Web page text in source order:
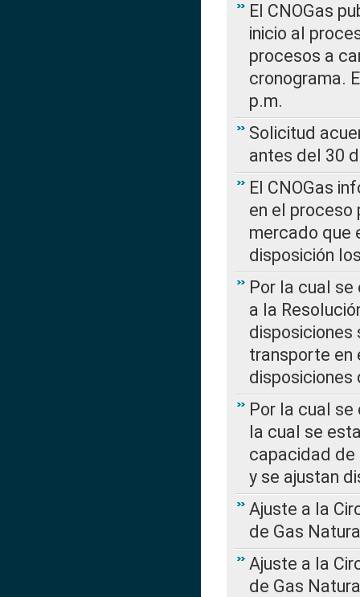
El CNOGas
inicio al
procesos a
cronograma.
p.m.
Solicitud
antes del 30
El CNOGas
en el
mercado que
disposición
Por la cual se
a la
disposiciones
transporte en
disposiciones
Por la cual se
la cual se
capacidad de
y se ajustan
Ajuste a la
de Gas
Ajuste a la
de Gas